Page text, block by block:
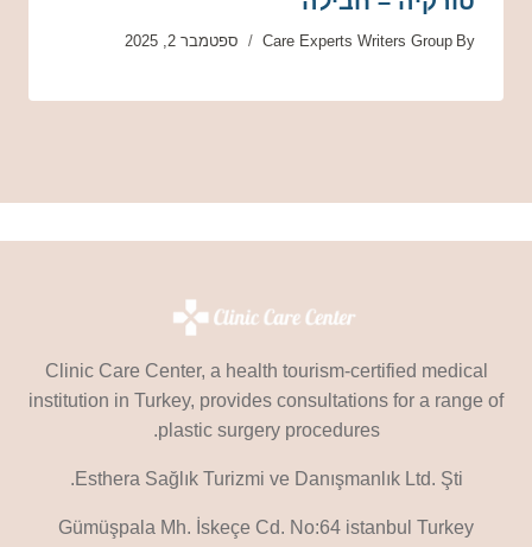
By
Care Experts Writers Group ספטמבר 2, 2025
Clinic Care Center, a health tourism-certified medical
institution in Turkey, provides consultations for a range of
plastic surgery procedures.
Esthera Sağlık Turizmi ve Danışmanlık Ltd. Şti.
Gümüşpala Mh. İskeçe Cd. No:64 istanbul Turkey